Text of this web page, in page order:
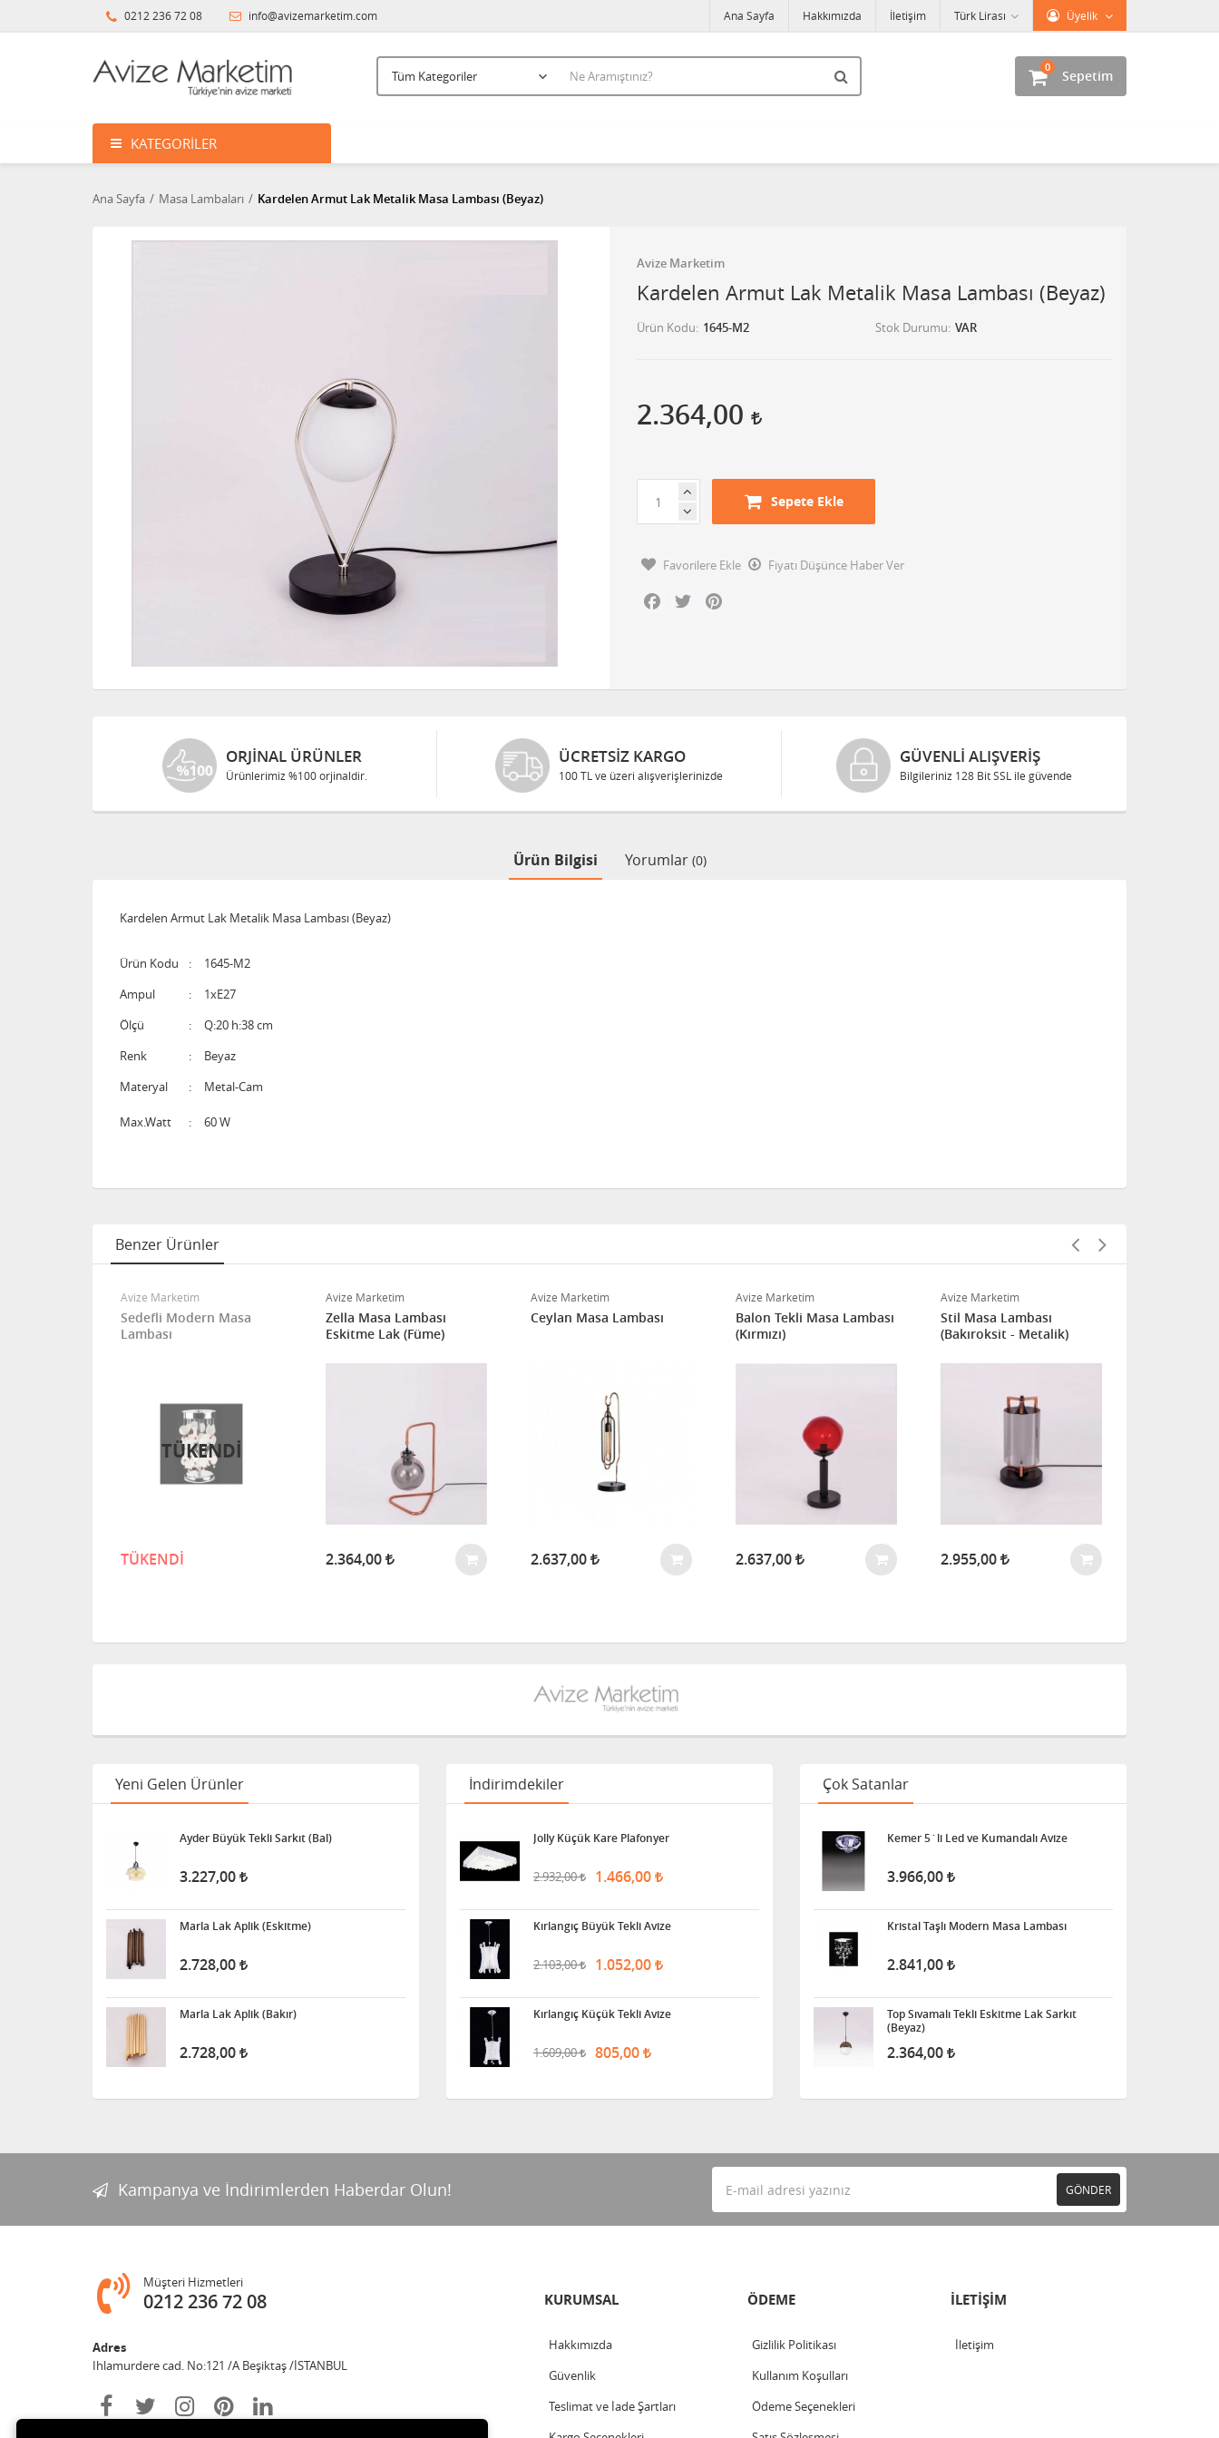
0212 236 72 08 info@avizemarketim.com Üyelik
Türk Lirası
Ana Sayfa Hakkımızda İletişim
Sepetim
0
KATEGORILER
Ana Sayfa Masa Lambaları Kardelen Armut Lak Metalik Masa Lambası (Beyaz)
Avize Marketim
Kardelen Armut Lak Metalik Masa Lambası (Beyaz)
Ürün Kodu 1645-M2 Stok Durumu VAR
2.364,00
Sepete Ekle
Favorilere Ekle
Fiyatı Düşünce Haber Ver
Facebook
Twitter
ORJINAL ÜRÜNLER
Ürünlerimiz %100 orjinaldir.
ÜCRETSIZ KARGO
100 TL ve üzeri alışverişlerinizde
GÜVENLI ALIŞVERIŞ
Bilgileriniz 128 Bit SSL ile güvende
Ürün Bilgisi Yorumlar (0)
Kardelen Armut Lak Metalik Masa Lambası (Beyaz)
Ürün Kodu :
1645-M2
Ampul
:
1xE27
Ölçü
:
Q:20 h:38 cm
Renk
:
Beyaz
Materyal
: Metal-Cam
Max.Watt : 60 W
Benzer Ürünler
Avize Marketim
Sedefli Modern Masa
Lambası
TÜKENDİ
TÜKENDİ
Avize Marketim
Zella Masa Lambası
Eskitme Lak (Füme)
2.364,00
Avize Marketim
Ceylan Masa Lambası
2.637,00
Avize Marketim
Balon Tekli Masa Lambası
(Kırmızı)
2.637,00
Avize Marketim
Stil Masa Lambası
(Bakıroksit - Metalik)
2.955,00
Yeni Gelen Ürünler
Ayder Büyük Tekli Sarkıt (Bal)
3.227,00
Marla Lak Aplik (Eskitme)
2.728,00
Marla Lak Aplik (Bakır)
2.728,00
İndirimdekiler
Jolly Küçük Kare Plafonyer
2.932,00 1.466,00
Kırlangıç Büyük Tekli Avize
2.103,00 1.052,00
Kırlangıç Küçük Tekli Avize
1.609,00 805,00
Çok Satanlar
Kemer 5´li Led ve Kumandalı Avize
3.966,00
Kristal Taşlı Modern Masa Lambası
2.841,00
Top Sıvamalı Tekli Eskitme Lak Sarkıt
(Beyaz)
2.364,00
Kampanya ve İndirimlerden Haberdar Olun! GÖNDER
Müşteri Hizmetleri
0212 236 72 08
Adres
Ihlamurdere cad. No:121 /A Beşiktaş /İSTANBUL
KURUMSAL
Hakkımızda
Güvenlik
Teslimat ve İade Şartları
ÖDEME
Gizlilik Politikası
Kullanım Koşulları
Ödeme Seçenekleri
İLETİŞİM
İletişim